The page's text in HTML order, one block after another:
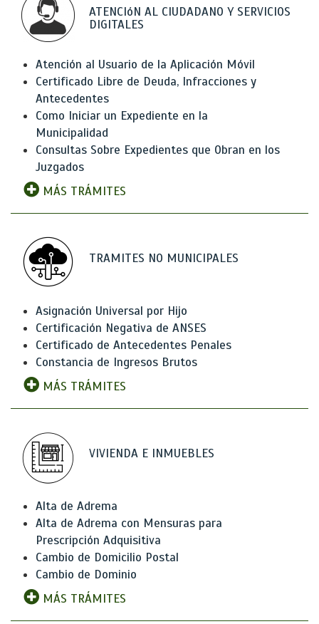
ATENCIóN AL CIUDADANO Y SERVICIOS
DIGITALES
Atención al Usuario de la Aplicación Móvil
Certificado Libre de Deuda, Infracciones y
Antecedentes
Como Iniciar un Expediente en la
Municipalidad
Consultas Sobre Expedientes que Obran en los
Juzgados
MÁS TRÁMITES
TRAMITES NO MUNICIPALES
Asignación Universal por Hijo
Certificación Negativa de ANSES
Certificado de Antecedentes Penales
Constancia de Ingresos Brutos
MÁS TRÁMITES
VIVIENDA E INMUEBLES
Alta de Adrema
Alta de Adrema con Mensuras para
Prescripción Adquisitiva
Cambio de Domicilio Postal
Cambio de Dominio
MÁS TRÁMITES